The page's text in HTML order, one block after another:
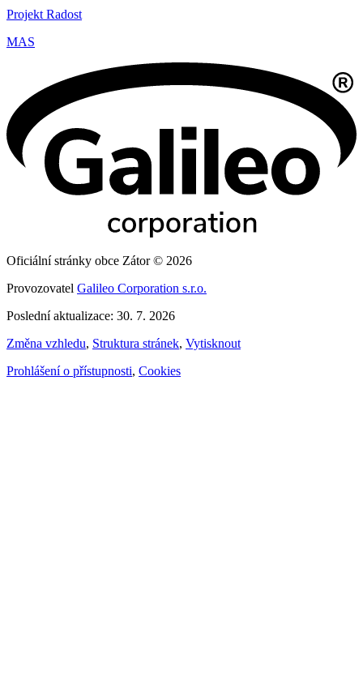
Projekt Radost
MAS
Oficiální stránky obce Zátor © 2026
Provozovatel Galileo Corporation s.r.o.
Poslední aktualizace: 30. 7. 2026
Změna vzhledu, Struktura stránek, Vytisknout
Prohlášení o přístupnosti, Cookies